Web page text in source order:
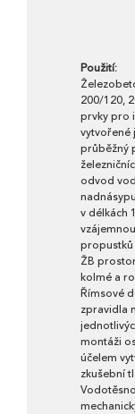
Použití:
200/120,
prvky pro
vytvořené
průběžný
odvod
v délkách
propustků
ŽB
kolmé a
Římsové
zpravidla
montáži
účelem
zkušební